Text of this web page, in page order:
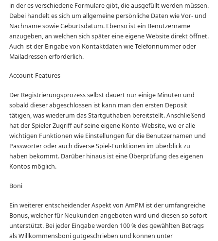
in der es verschiedene Formulare gibt, die ausgefüllt werden müssen.
Dabei handelt es sich um allgemeine persönliche Daten wie Vor- und
Nachname sowie Geburtsdatum. Ebenso ist ein Benutzername
anzugeben, an welchen sich später eine eigene Website direkt öffnet.
Auch ist der Eingabe von Kontaktdaten wie Telefonnummer oder
Mailadressen erforderlich.
Account-Features
Der Registrierungsprozess selbst dauert nur einige Minuten und
sobald dieser abgeschlossen ist kann man den ersten Deposit
tätigen, was wiederum das Startguthaben bereitstellt. Anschließend
hat der Spieler Zugriff auf seine eigene Konto-Website, wo er alle
wichtigen Funktionen wie Einstellungen für die Benutzernamen und
Passwörter oder auch diverse Spiel-Funktionen im überblick zu
haben bekommt. Darüber hinaus ist eine Überprüfung des eigenen
Kontos möglich.
Boni
Ein weiterer entscheidender Aspekt von AmPM ist der umfangreiche
Bonus, welcher für Neukunden angeboten wird und diesen so sofort
unterstützt. Bei jeder Eingabe werden 100 % des gewählten Betrags
als Willkommensboni gutgeschrieben und können unter